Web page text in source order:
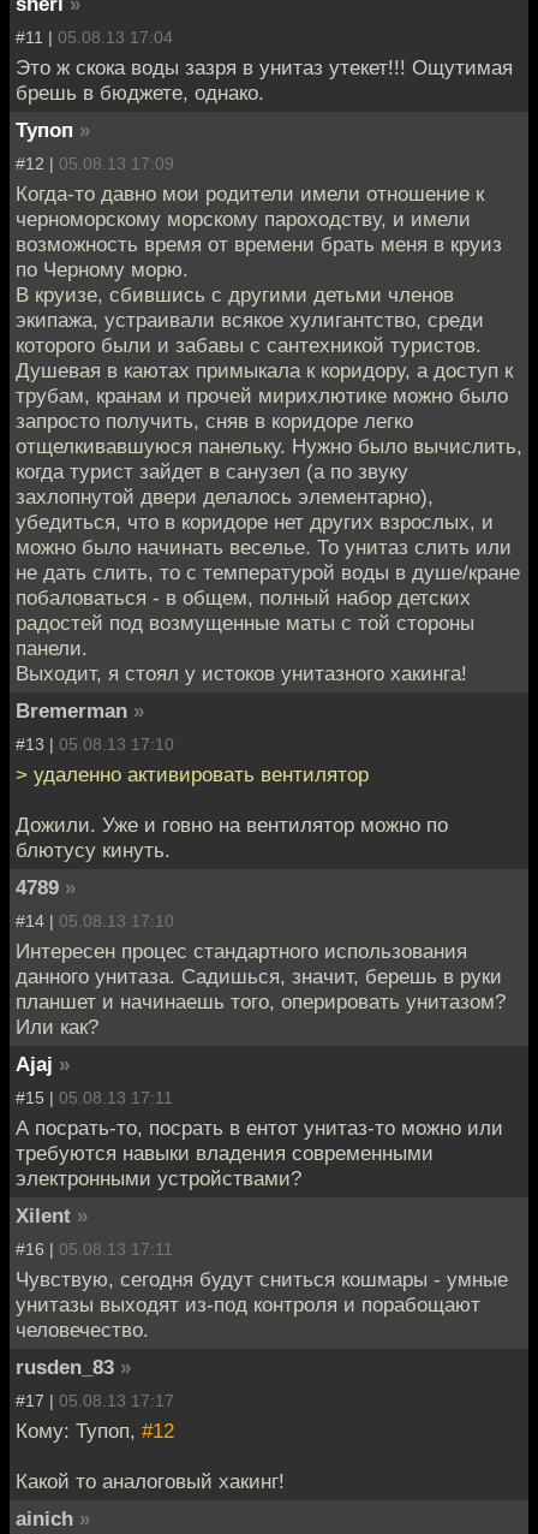
#11 | 05.08.13 17:04
Это ж скока воды зазря в унитаз утекет!!! Ощутимая
брешь в бюджете, однако.
Тупоп »
#12 | 05.08.13 17:09
Когда-то давно мои родители имели отношение к
черноморскому морскому пароходству, и имели
возможность время от времени брать меня в круиз
по Черному морю.
В круизе, сбившись с другими детьми членов
экипажа, устраивали всякое хулигантство, среди
которого были и забавы с сантехникой туристов.
Душевая в каютах примыкала к коридору, а доступ к
трубам, кранам и прочей мирихлютике можно было
запросто получить, сняв в коридоре легко
отщелкивавшуюся панельку. Нужно было вычислить,
когда турист зайдет в санузел (а по звуку
захлопнутой двери делалось элементарно),
убедиться, что в коридоре нет других взрослых, и
можно было начинать веселье. То унитаз слить или
не дать слить, то с температурой воды в душе/кране
побаловаться - в общем, полный набор детских
радостей под возмущенные маты с той стороны
панели.
Выходит, я стоял у истоков унитазного хакинга!
Bremerman »
#13 | 05.08.13 17:10
> удаленно активировать вентилятор
Дожили. Уже и говно на вентилятор можно по
блютусу кинуть.
4789 »
#14 | 05.08.13 17:10
Интересен процес стандартного использования
данного унитаза. Садишься, значит, берешь в руки
планшет и начинаешь того, оперировать унитазом?
Или как?
Ajaj »
#15 | 05.08.13 17:11
А посрать-то, посрать в ентот унитаз-то можно или
требуются навыки владения современными
электронными устройствами?
Xilent »
#16 | 05.08.13 17:11
Чувствую, сегодня будут сниться кошмары - умные
унитазы выходят из-под контроля и порабощают
человечество.
rusden_83 »
#17 | 05.08.13 17:17
Кому: Тупоп, #12
Какой то аналоговый хакинг!
ainich »